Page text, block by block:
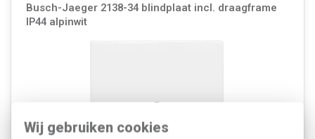
Wij gebruiken cookies
Busch-Jaeger 2138-34 blindplaat incl. draagframe
IP44 alpinwit